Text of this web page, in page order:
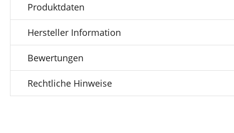
Produktdaten
Hersteller Information
Bewertungen
Rechtliche Hinweise